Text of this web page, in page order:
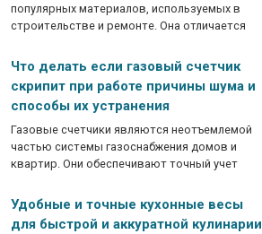
популярных материалов, используемых в
строительстве и ремонте. Она отличается
Что делать если газовый счетчик
скрипит при работе причины шума и
способы их устранения
Газовые счетчики являются неотъемлемой
частью системы газоснабжения домов и
квартир. Они обеспечивают точный учет
Удобные и точные кухонные весы
для быстрой и аккуратной кулинарии